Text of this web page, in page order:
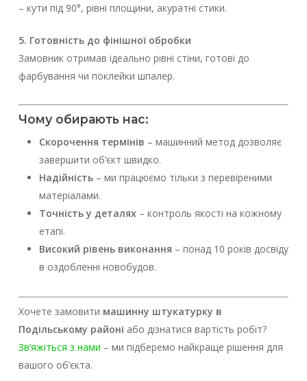
– кути під 90°, рівні площини, акуратні стики.
5. Готовність до фінішної обробки
Замовник отримав ідеально рівні стіни, готові до
фарбування чи поклейки шпалер.
Чому обирають нас:
Скорочення термінів – машинний метод дозволяє
завершити об’єкт швидко.
Надійність– ми працюємо тільки з перевіреними
матеріалами.
Точність у деталях – контроль якості на кожному
етапі.
Високий рівень виконання – понад 10 років досвіду
в оздобленні новобудов.
Хочете замовити машинну штукатурку в
Подільському районі або дізнатися вартість робіт?
Зв’яжіться з нами – ми підберемо найкраще рішення для
вашого об’єкта.